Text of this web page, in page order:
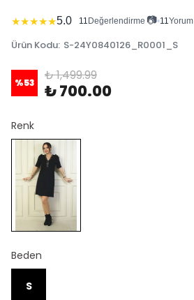
★★★★★5.0 11 Değerlendirme 📷•11Yorum
Ürün Kodu: S-24Y0840126_R0001_S
%53 ₺ 1,499.99
₺ 700.00
Renk
Beden
S